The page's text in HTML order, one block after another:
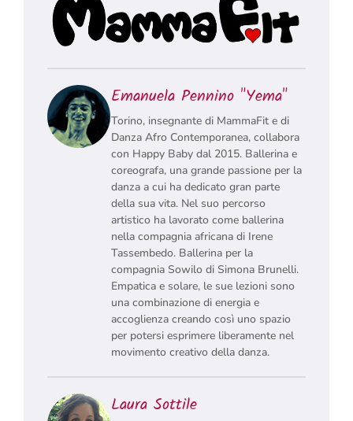
Emanuela Pennino "Yema"
Torino, insegnante di MammaFit e di
Danza Afro Contemporanea, collabora
con Happy Baby dal 2015. Ballerina e
coreografa, una grande passione per la
danza a cui ha dedicato gran parte
della sua vita. Nel suo percorso
artistico ha lavorato come ballerina
nella compagnia africana di Irene
Tassembedo. Ballerina per la
compagnia Sowilo di Simona Brunelli.
Empatica e solare, le sue lezioni sono
una combinazione di energia e
accoglienza creando così uno spazio
per potersi esprimere liberamente nel
movimento creativo della danza.
Laura Sottile